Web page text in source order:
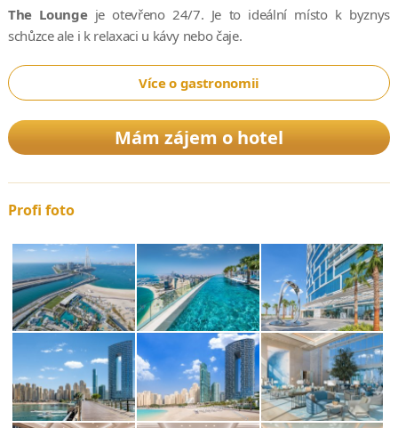
The Lounge je otevřeno 24/7. Je to ideální místo k byznys
schůzce ale i k relaxaci u kávy nebo čaje.
Více o gastronomii
Mám zájem o hotel
Profi foto